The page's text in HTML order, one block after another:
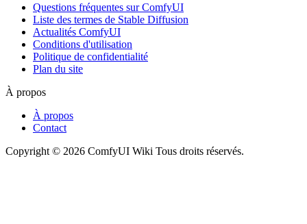
Questions fréquentes sur ComfyUI
Liste des termes de Stable Diffusion
Actualités ComfyUI
Conditions d'utilisation
Politique de confidentialité
Plan du site
À propos
À propos
Contact
Copyright © 2026 ComfyUI Wiki Tous droits réservés.